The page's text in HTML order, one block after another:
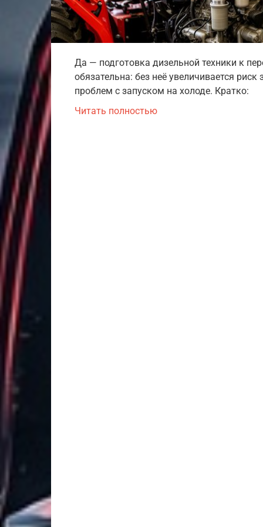
Да — подготовка дизельной техники к
обязательна: без неё увеличивается
проблем с запуском на холоде. Кратко:
Читать полностью